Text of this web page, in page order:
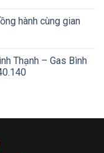
hành cùng gian
Thạnh – Gas Bình